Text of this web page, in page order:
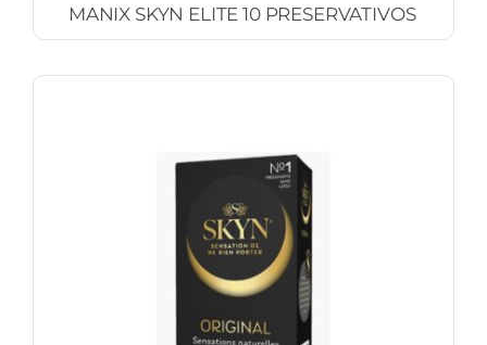
MANIX SKYN ELITE 10 PRESERVATIVOS